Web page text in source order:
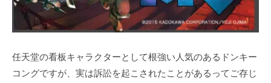
任天堂の看板キャラクターとして根強い人気のあるドンキー
コングですが、実は訴訟を起こされたことがあるってご存じ